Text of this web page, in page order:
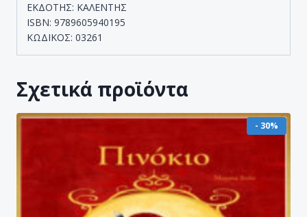
ΕΚΔΟΤΗΣ: ΚΑΛΕΝΤΗΣ
ISBN: 9789605940195
ΚΩΔΙΚΟΣ: 03261
Σχετικά προϊόντα
- 30%